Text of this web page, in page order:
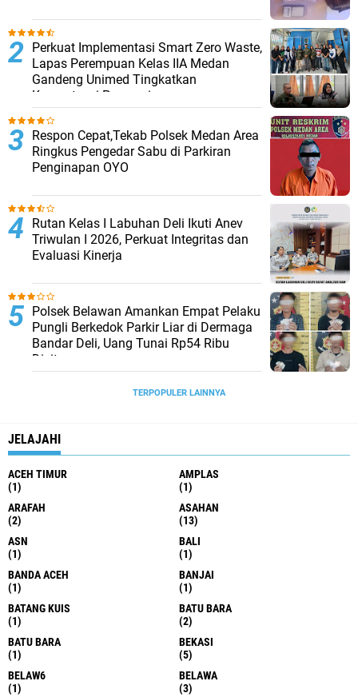
Perkuat Implementasi Smart Zero Waste,
Lapas Perempuan Kelas IIA Medan
Gandeng Unimed Tingkatkan
Kompetensi Pegawai
Respon Cepat,Tekab Polsek Medan Area
Ringkus Pengedar Sabu di Parkiran
Penginapan OYO
Rutan Kelas I Labuhan Deli Ikuti Anev
Triwulan I 2026, Perkuat Integritas dan
Evaluasi Kinerja
Polsek Belawan Amankan Empat Pelaku
Pungli Berkedok Parkir Liar di Dermaga
Bandar Deli, Uang Tunai Rp54 Ribu
Disita
TERPOPULER LAINNYA
JELAJAHI
ACEH TIMUR
(1)
AMPLAS
(1)
ARAFAH
(2)
ASAHAN
(13)
ASN
(1)
BALI
(1)
BANDA ACEH
(1)
BANJAI
(1)
BATANG KUIS
(1)
BATU BARA
(2)
BATU BARA
(1)
BEKASI
(5)
BELAW6
(1)
BELAWA
(3)